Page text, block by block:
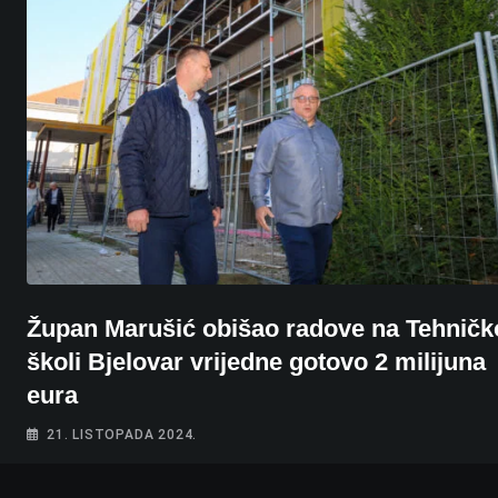
Župan Marušić obišao radove na
školi Bjelovar vrijedne gotovo 2 milijuna
eura
21. LISTOPADA 2024.